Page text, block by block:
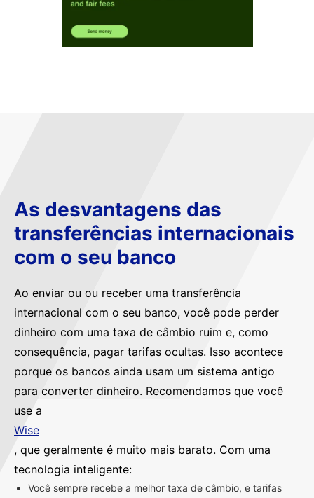
As desvantagens das
transferências internacionais
com o seu banco
Ao enviar ou ou receber uma transferência
internacional com o seu banco, você pode perder
dinheiro com uma taxa de câmbio ruim e, como
consequência, pagar tarifas ocultas. Isso acontece
porque os bancos ainda usam um sistema antigo
para converter dinheiro. Recomendamos que você
use a
Wise
, que geralmente é muito mais barato. Com uma
tecnologia inteligente:
Você sempre recebe a melhor taxa de câmbio, e tarifas